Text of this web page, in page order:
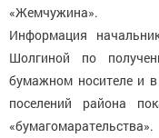
«Жемчужина».
Информация
Шолгиной по
бумажном носителе и в
поселений района
«бумагомарательства».